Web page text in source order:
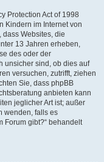
Protection Act of 1998
Kindern im Internet von
dass Websites, die
13 Jahren erheben,
des oder der
unsicher sind, ob dies auf
versuchen, zutrifft, ziehen
Sie, dass phpBB
anbieten kann
jeglicher Art ist; außer
wenden, falls es
Forum gibt?“ behandelt